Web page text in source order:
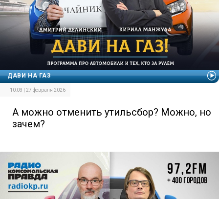
ДАВИ НА ГАЗ
10:03 | 27 февраля 2026
А можно отменить утильсбор? Можно, но
зачем?